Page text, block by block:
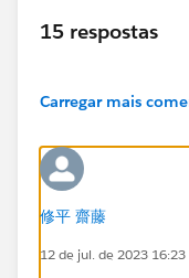
15 respostas
Carregar mais
修平 齋藤
12 de jul. de 2023 16:23